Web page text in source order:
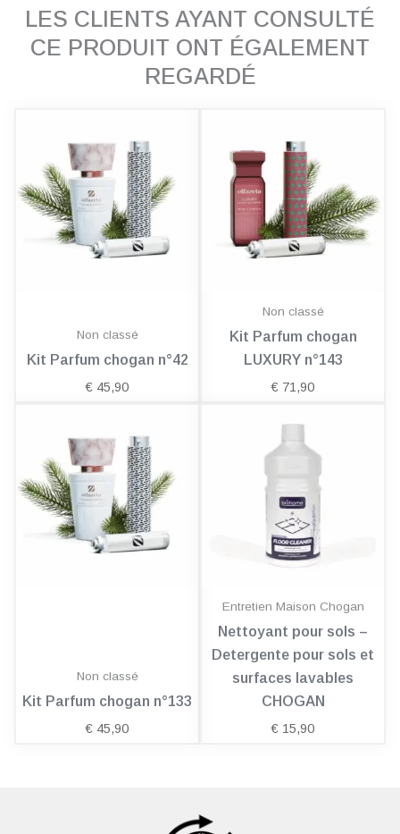
LES CLIENTS AYANT CONSULTÉ
CE PRODUIT ONT ÉGALEMENT
REGARDÉ
Non classé
Kit Parfum chogan n°42
€ 45,90
Non classé
Kit Parfum chogan
LUXURY n°143
€ 71,90
Non classé
Kit Parfum chogan n°133
€ 45,90
Entretien Maison Chogan
Nettoyant pour sols –
Detergente pour sols et
surfaces lavables
CHOGAN
€ 15,90